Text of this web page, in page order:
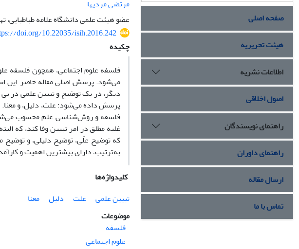
مرتضی مردیها
عضو هیئت علمی دانشگاه علامه طباطبایی،
doi.org/10.22035/isih.2016.242
چکیده
فلسفه علوم اجتماعی، همچون فلسفه
می‌شود. پرسش اصلی مقاله حاضر این
دیگر، در یک توضیح و تبیین علمی در
پرسش داده می‌شود: علت، دلیل، و معنا.
فلسفه و روش‌شناسی علم محسوب
غلبه مطلق در امر تبیین وفا کند، که
که توضیح علّی، توضیح دلیلی، و توضیح
به‌ترتیب، دارای بیشترین اهمیت و
کلیدواژه‌ها
تبیین علمی
علت دلیل
معنا
موضوعات
فلسفه
علوم اجتماعی
صفحه اصلی
هیئت تحریریه
اطلاعات نشریه
اصول اخلاقی
راهنمای نویسندگان
راهنمای داوران
ارسال مقاله
تماس با ما